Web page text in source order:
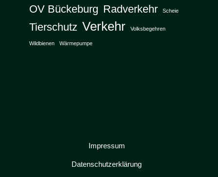
OV Bückeburg Radverkehr Scheie
Tierschutz Verkehr Volksbegehren
Wildbienen Wärmepumpe
Impressum
Datenschutzerklärung